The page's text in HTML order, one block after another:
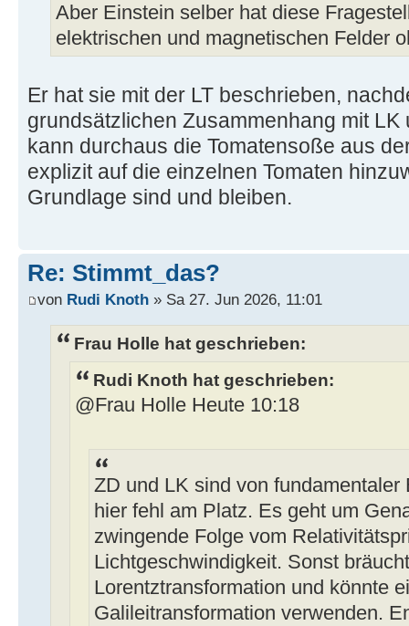
Aber Einstein selber hat diese
elektrischen und magnetischen Felder
Er hat sie mit der LT beschrieben,
grundsätzlichen Zusammenhang mit
kann durchaus die Tomatensoße aus
explizit auf die einzelnen Tomaten
Grundlage sind und bleiben.
Re: Stimmt_das?
von Rudi Knoth » Sa 27. Jun 2026, 11:01
Frau Holle hat geschrieben:
Rudi Knoth hat geschrieben:
@Frau Holle Heute 10:18
ZD und LK sind von
hier fehl am Platz. Es geht um
zwingende Folge vom
Lichtgeschwindigkeit. Sonst
Lorentztransformation und könnte
Galileitransformation verwenden.